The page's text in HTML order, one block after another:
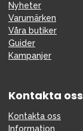
Nyheter
Varumärken
Våra butiker
Guider
Kampanjer
Kontakta oss
Kontakta oss
Information